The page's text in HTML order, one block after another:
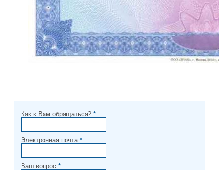
Как к Вам обращаться? *
Электронная почта *
Ваш вопрос *